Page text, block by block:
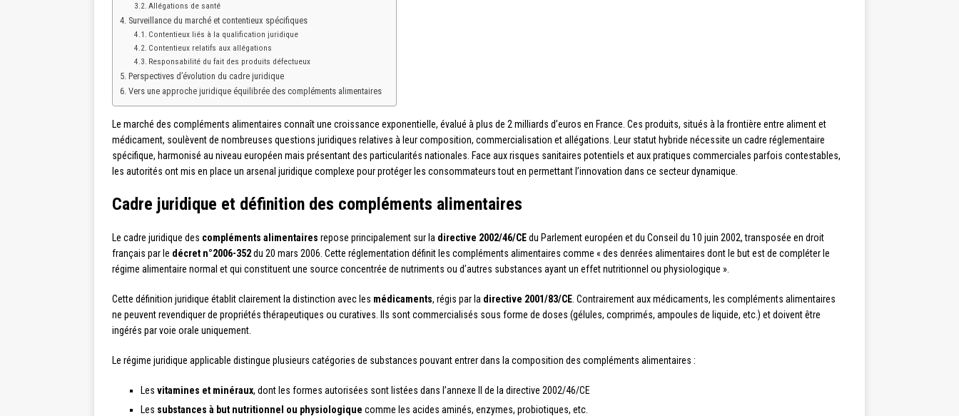
Allégations de santé
Surveillance du marché et contentieux spécifiques
Contentieux liés à la qualification juridique
Contentieux relatifs aux allégations
Responsabilité du fait des produits défectueux
Perspectives d’évolution du cadre juridique
Vers une approche juridique équilibrée des compléments alimentaires
Le marché des compléments alimentaires connaît une croissance exponentielle, évalué à plus de 2 milliards d’euros en France. Ces produits, situés à la frontière entre aliment et
médicament, soulèvent de nombreuses questions juridiques relatives à leur composition, commercialisation et allégations. Leur statut hybride nécessite un cadre réglementaire
spécifique, harmonisé au niveau européen mais présentant des particularités nationales. Face aux risques sanitaires potentiels et aux pratiques commerciales parfois contestables,
les autorités ont mis en place un arsenal juridique complexe pour protéger les consommateurs tout en permettant l’innovation dans ce secteur dynamique.
Cadre juridique et définition des compléments alimentaires
Le cadre juridique des compléments alimentaires repose principalement sur la directive 2002/46/CEdu Parlement européen et du Conseil du 10 juin 2002, transposée en droit
français par le décret n°2006-352du 20 mars 2006. Cette réglementation définit les compléments alimentaires comme « des denrées alimentaires dont le but est de compléter le
régime alimentaire normal et qui constituent une source concentrée de nutriments ou d’autres substances ayant un effet nutritionnel ou physiologique ».
Cette définition juridique établit clairement la distinction avec les médicaments, régis par la directive 2001/83/CE . Contrairement aux médicaments, les compléments alimentaires
ne peuvent revendiquer de propriétés thérapeutiques ou curatives. Ils sont commercialisés sous forme de doses (gélules, comprimés, ampoules de liquide, etc.) et doivent être
ingérés par voie orale uniquement.
Le régime juridique applicable distingue plusieurs catégories de substances pouvant entrer dans la composition des compléments alimentaires :
Les vitamines et minéraux, dont les formes autorisées sont listées dans l’annexe II de la directive 2002/46/CE
Les substances à but nutritionnel ou physiologique comme les acides aminés, enzymes, probiotiques, etc.